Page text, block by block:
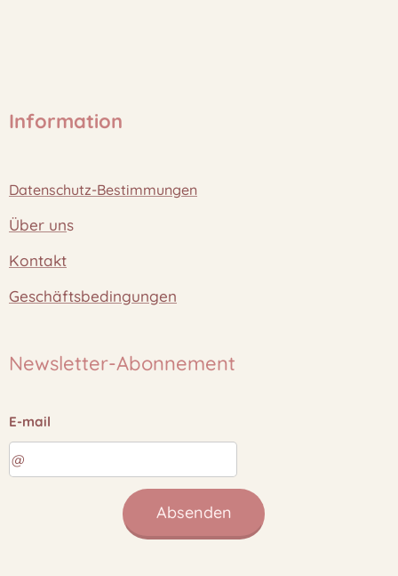
Information
Datenschutz-Bestimmungen
Über uns
Kontakt
Geschäftsbedingungen
Newsletter-Abonnement
E-mail
Absenden